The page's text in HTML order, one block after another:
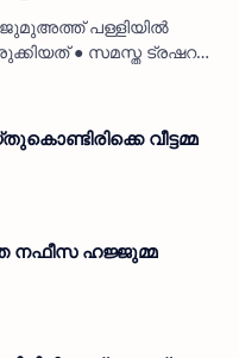
ജുമുഅത്ത് പള്ളിയിൽ
● സമസ്ത ട്രഷറർ
വീട്ടമ്മ
നഫീസ ഹജ്ജുമ്മ